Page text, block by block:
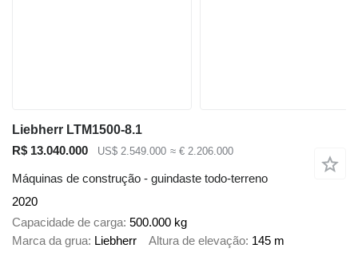
Liebherr LTM1500-8.1
R$ 13.040.000
US$ 2.549.000 ≈ € 2.206.000
Máquinas de construção - guindaste todo-terreno
2020
Capacidade de carga 500.000 kg
Marca da grua Liebherr Altura de elevação 145 m